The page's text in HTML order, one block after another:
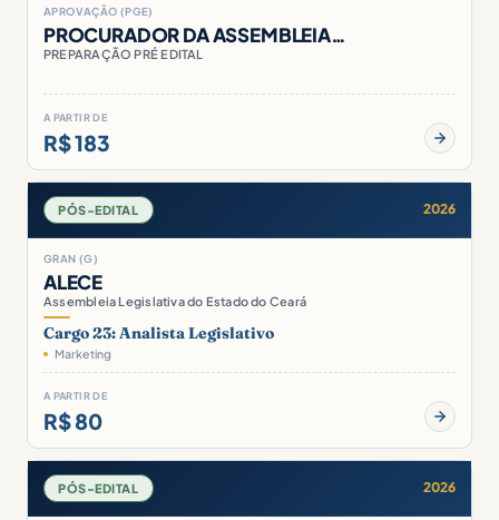
APROVAÇÃO (PGE)
PROCURADOR DA ASSEMBLEIA…
PREPARAÇÃO PRÉ EDITAL
A PARTIR DE
R$ 183
PÓS-EDITAL 2026
GRAN (G)
ALECE
Assembleia Legislativa do Estado do Ceará
Cargo 23: Analista Legislativo
Marketing
A PARTIR DE
R$ 80
PÓS-EDITAL 2026